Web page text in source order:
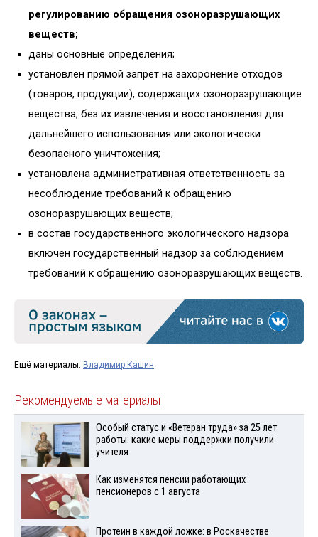
регулированию обращения озоноразрушающих
веществ;
даны основные определения;
установлен прямой запрет на захоронение отходов
(товаров, продукции), содержащих озоноразрушающие
вещества, без их извлечения и восстановления для
дальнейшего использования или экологически
безопасного уничтожения;
установлена административная ответственность за
несоблюдение требований к обращению
озоноразрушающих веществ;
в состав государственного экологического надзора
включен государственный надзор за соблюдением
требований к обращению озоноразрушающих веществ.
Ещё материалы: Владимир Кашин
Рекомендуемые материалы
Особый статус и «Ветеран труда» за 25 лет
работы: какие меры поддержки получили
учителя
Как изменятся пенсии работающих
пенсионеров с 1 августа
Протеин в каждой ложке: в Роскачестве